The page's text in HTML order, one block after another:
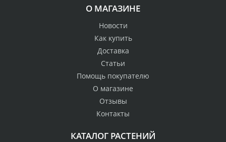
О МАГАЗИНЕ
Новости
Как купить
Доставка
Статьи
Помощь покупателю
О магазине
Отзывы
Контакты
КАТАЛОГ РАСТЕНИЙ